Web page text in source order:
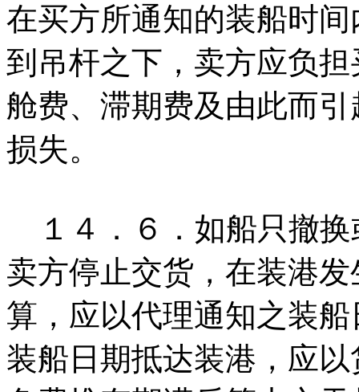
在买方所通知的装船时
到吊杆之下，卖方应负
舱费、滞期费及由此而
损失。
１４．６．如船只撤换
卖方停止交货，在装港
算，应以代理通知之装
装船日期抵达装港，应